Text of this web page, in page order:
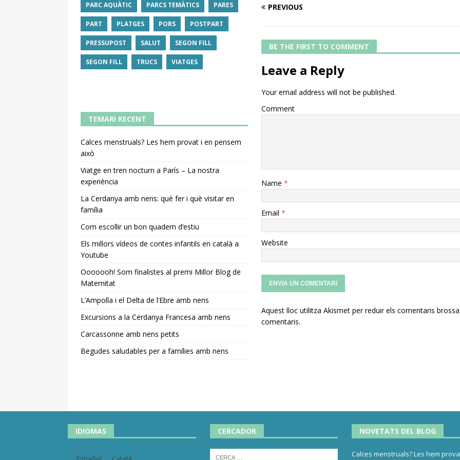
PREVIOUS
BE THE FIRST TO COMMENT
Leave a Reply
Your email address will not be published.
Comment
Name *
Email *
Website
Aquest lloc utilitza Akismet per reduir els comentaris
comentaris.
PARC AQUÀTIC PARCS TEMÀTICS PARES
PART PLATGES PORS POSTPART
PRESSUPOST SALUT SEGON FILL
SEGON FILL TRUCS VIATGES
TEMARI RECENT
Calces menstruals? Les hem provat i en pensem
això
Viatge en tren nocturn a París – La nostra
experiència
La Cerdanya amb nens: què fer i què visitar en
família
Com escollir un bon quadern d’estiu
Els millors vídeos de contes infantils en català a
Youtube
Ooooooh! Som finalistes al premi Millor Blog de
Maternitat
L’Ampolla i el Delta de l’Ebre amb nens
Excursions a la Cerdanya Francesa amb nens
Carcassonne amb nens petits
Begudes saludables per a famílies amb nens
IDIOMAS CERCADOR NOVETATS DEL BLOG
Calces menstruals? Les hem